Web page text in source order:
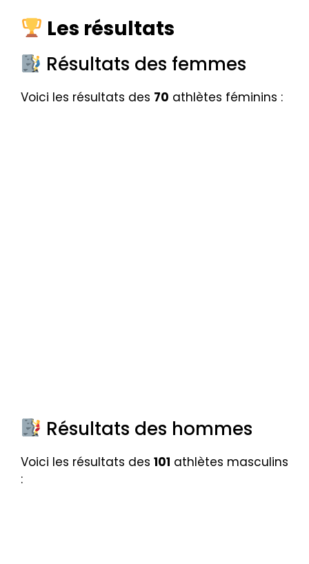
Les résultats
Résultats des femmes
Voici les résultats des 70 athlètes féminins :
Résultats des hommes
Voici les résultats des 101 athlètes masculins
: